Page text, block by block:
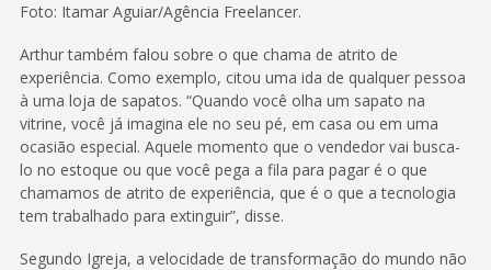
Foto: Itamar Aguiar/Agência Freelancer.
Arthur também falou sobre o que chama de atrito de
experiência. Como exemplo, citou uma ida de qualquer pessoa
à uma loja de sapatos. “Quando você olha um sapato na
vitrine, você já imagina ele no seu pé, em casa ou em uma
ocasião especial. Aquele momento que o vendedor vai busca-
lo no estoque ou que você pega a fila para pagar é o que
chamamos de atrito de experiência, que é o que a tecnologia
tem trabalhado para extinguir”, disse.
Segundo Igreja, a velocidade de transformação do mundo não